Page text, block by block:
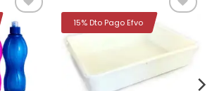
Añadir
a la
lista de
deseos
a la
lista de
deseos
15% Dto Pago Efvo